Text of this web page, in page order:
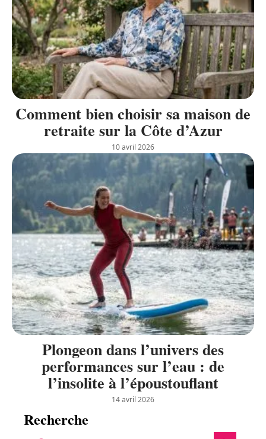
Comment bien choisir sa maison de
retraite sur la Côte d’Azur
10 avril 2026
Plongeon dans l’univers des
performances sur l’eau : de
l’insolite à l’époustouflant
14 avril 2026
Recherche